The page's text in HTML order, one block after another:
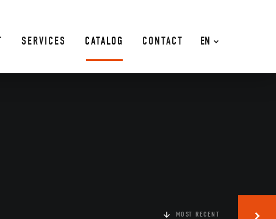
EN
SERVICES CATALOG CONTACT
MOST RECENT